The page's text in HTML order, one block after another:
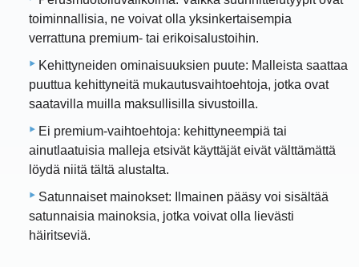
toiminnallisia, ne voivat olla yksinkertaisempia
verrattuna premium- tai erikoisalustoihin.
Kehittyneiden ominaisuuksien puute: Malleista saattaa
puuttua kehittyneitä mukautusvaihtoehtoja, jotka ovat
saatavilla muilla maksullisilla sivustoilla.
Ei premium-vaihtoehtoja: kehittyneempiä tai
ainutlaatuisia malleja etsivät käyttäjät eivät välttämättä
löydä niitä tältä alustalta.
Satunnaiset mainokset: Ilmainen pääsy voi sisältää
satunnaisia ​​mainoksia, jotka voivat olla lievästi
häiritseviä.